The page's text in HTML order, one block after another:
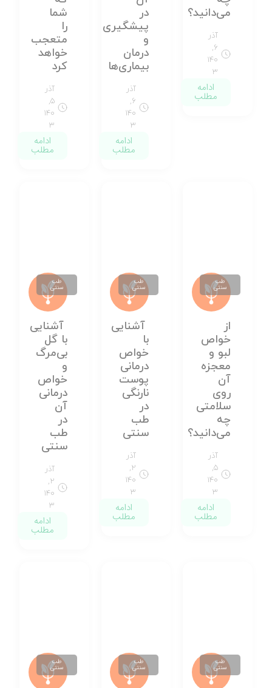
می‌دانید؟
آذر
۶,
۱۴۰
۳
ادامه
مطلب
در
پیشگیری
و
درمان
بیماری‌ها
آذر
۶,
۱۴۰
۳
ادامه
مطلب
شما
را
متعجب
خواهد
کرد
آذر
۵,
۱۴۰
۳
ادامه
مطلب
طب
سنتی
از
خواص
لبو و
معجزه
آن
روی
سلامتی
چه
می‌دانید؟
آذر
۵,
۱۴۰
۳
ادامه
مطلب
طب
سنتی
آشنایی
با
خواص
درمانی
پوست
نارنگی
در
طب
سنتی
آذر
۲,
۱۴۰
۳
ادامه
مطلب
طب
سنتی
آشنایی
با گل
بی‌مرگ
و
خواص
درمانی
آن
در
طب
سنتی
آذر
۲,
۱۴۰
۳
ادامه
مطلب
طب
سنتی
طب
سنتی
طب
سنتی